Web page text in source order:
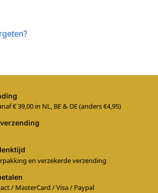
€ 39,00 in NL, BE & DE (anders €4,95)
en verzekerde verzending
/ MasterCard / Visa / Paypal